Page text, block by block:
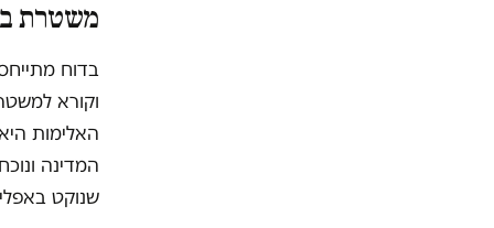
משטרת
בדוח
וקורא
האלימות
המדינה
שנוקט